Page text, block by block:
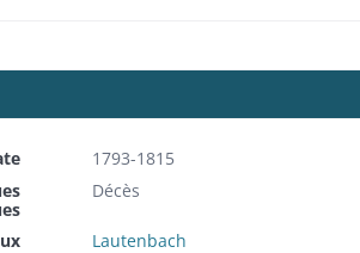
1793-1815
Décès
Lautenbach